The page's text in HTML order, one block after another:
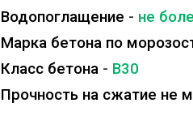
Водопоглащение - не
Марка бетона по
Класс бетона - B30
Прочность на сжатие не